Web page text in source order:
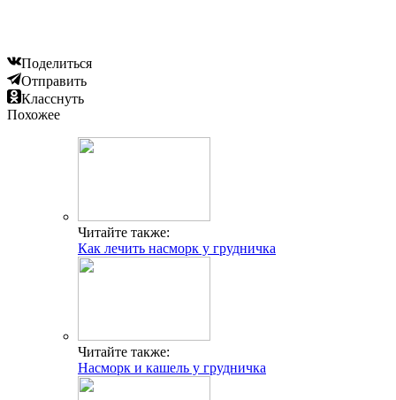
Поделиться
Отправить
Класснуть
Похожее
Читайте также:
Как лечить насморк у грудничка
Читайте также:
Насморк и кашель у грудничка